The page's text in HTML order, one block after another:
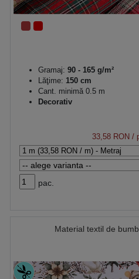
Gramaj: 90 - 165 g/m²
Lăţime: 150 cm
Cant. minimă 0.5 m
Decorativ
33,58 RON/
pac.
Material textil de